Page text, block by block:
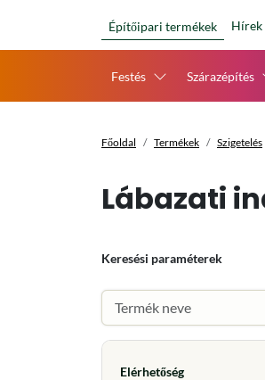
Építőipari termékek Hírek
Festés Szárazépítés
Főoldal Termékek Szigetelés
Lábazati
Keresési paraméterek
Elérhetőség